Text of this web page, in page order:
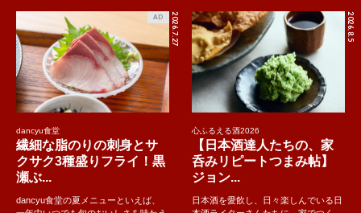
2026.7.27
AD
dancyu食堂
繊細な脂のりの刺身とサ
クサク3種盛りフライ！黒
瀬ぶ...
dancyu食堂の夏メニューといえば、
2026.8.5
心ふるえる酒2026
【日本酒達人たちの、家
呑みリピートつまみ帖】
ジョン...
日本酒を愛飲し、日々楽しんでいる日